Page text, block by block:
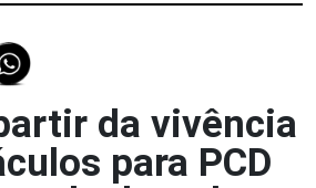
da vivência
para PCD